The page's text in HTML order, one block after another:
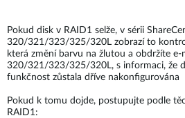
Pokud disk v RAID1 selže, v sérii
320/321/323/325/320L zobrazí to
která změní barvu na žlutou a obdržíte
320/321/323/325/320L, s informaci, že
funkčnost zůstala dříve nakonfigurována
Pokud k tomu dojde, postupujte podle
RAID1: